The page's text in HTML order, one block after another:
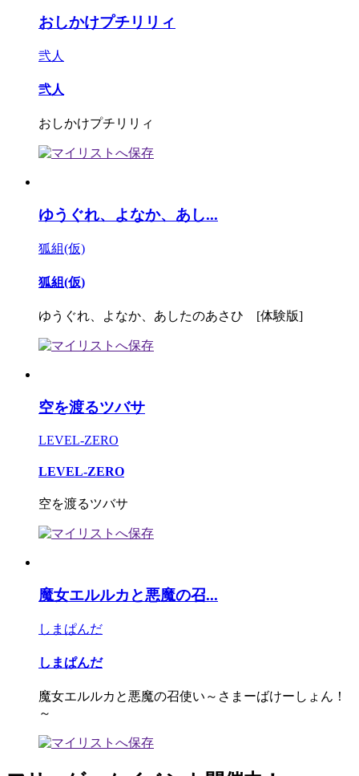
おしかけプチリリィ
弐人
弐人
おしかけプチリリィ
ゆうぐれ、よなか、あし...
狐組(仮)
狐組(仮)
ゆうぐれ、よなか、あしたのあさひ [体験版]
空を渡るツバサ
LEVEL-ZERO
LEVEL-ZERO
空を渡るツバサ
魔女エルルカと悪魔の召...
しまぱんだ
しまぱんだ
魔女エルルカと悪魔の召使い～さまーばけーしょん！
～